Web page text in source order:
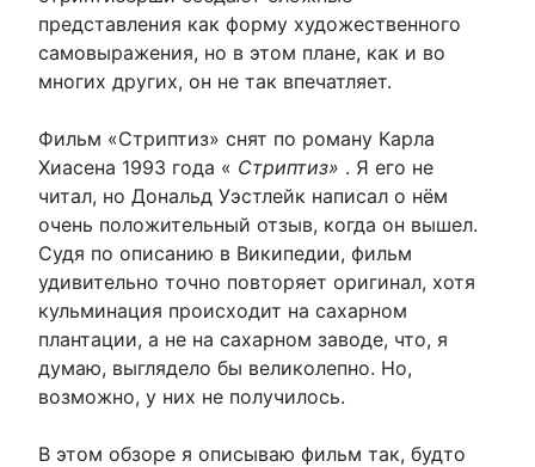
представления как форму художественного
самовыражения, но в этом плане, как и во
многих других, он не так впечатляет.
Фильм «Стриптиз» снят по роману Карла
Хиасена 1993 года « Стриптиз» . Я его не
читал, но Дональд Уэстлейк написал о нём
очень положительный отзыв, когда он вышел.
Судя по описанию в Википедии, фильм
удивительно точно повторяет оригинал, хотя
кульминация происходит на сахарном
плантации, а не на сахарном заводе, что, я
думаю, выглядело бы великолепно. Но,
возможно, у них не получилось.
В этом обзоре я описываю фильм так, будто